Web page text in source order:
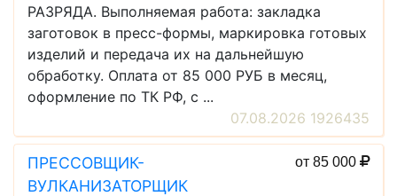
РАЗРЯДА. Выполняемая работа: закладка
заготовок в пресс-формы, маркировка готовых
изделий и передача их на дальнейшую
обработку. Оплата от 85 000 РУБ в месяц,
оформление по ТК РФ, с ...
07.08.2026 1926435
ПРЕССОВЩИК-
ВУЛКАНИЗАТОРЩИК
от 85 000